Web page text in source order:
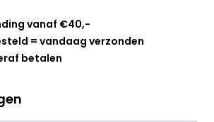
vanaf €40,-
= vandaag verzonden
betalen